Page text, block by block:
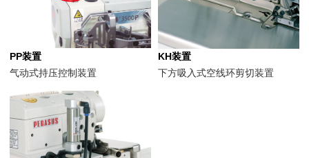
PP装置
气动式持压控制装置
KH装置
下方吸入式空线环剪切装置